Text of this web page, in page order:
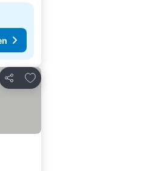
Delen
Toevoegen aan favorieten